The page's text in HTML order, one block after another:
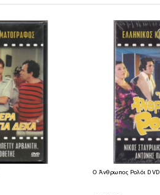
Ο Άνθρωπος Ρολόι DVD